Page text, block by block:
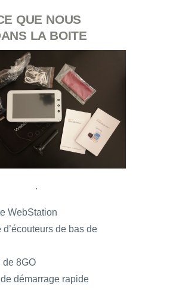
QUE NOUS
LA BOITE
.
WebStation
d’écouteurs de bas de
de 8GO
démarrage rapide